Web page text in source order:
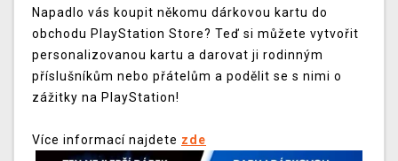
Napadlo vás koupit někomu dárkovou kartu do
obchodu PlayStation Store? Teď si můžete vytvořit
personalizovanou kartu a darovat ji rodinným
příslušníkům nebo přátelům a podělit se s nimi o
zážitky na PlayStation!
Více informací najdete zde